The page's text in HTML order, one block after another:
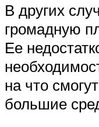
В других
громадную
Ее
на что
большие